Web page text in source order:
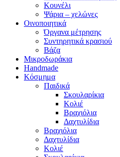
Κουνέλι
Ψάρια – χελώνες
Οινοποιητικά
Όργανα μέτρησης
Συντηρητικά κρασιού
Βάζα
Μικροδωράκια
Handmade
Κόσμημα
Παιδικά
Σκουλαρίκια
Κολιέ
Βραχιόλια
Δαχτυλίδια
Βραχιόλια
Δαχτυλίδια
Κολιέ